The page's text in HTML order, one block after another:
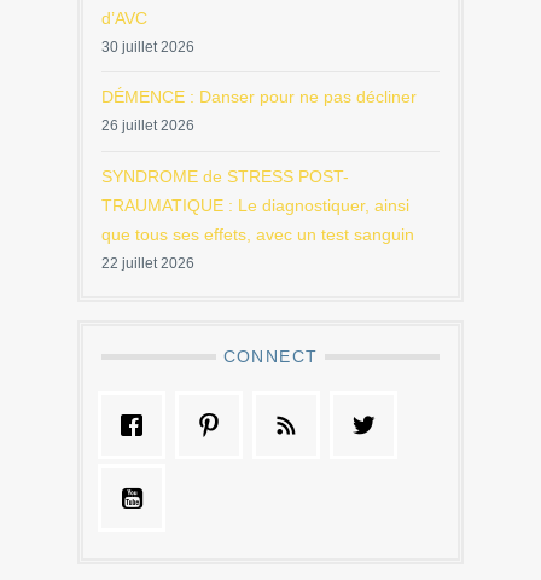
d’AVC
30 juillet 2026
DÉMENCE : Danser pour ne pas décliner
26 juillet 2026
SYNDROME de STRESS POST-
TRAUMATIQUE : Le diagnostiquer, ainsi
que tous ses effets, avec un test sanguin
22 juillet 2026
CONNECT